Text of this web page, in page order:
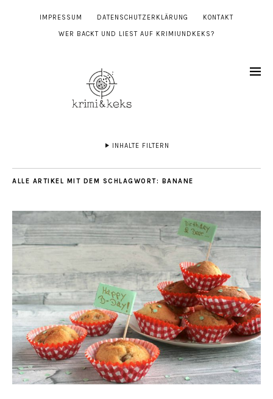
IMPRESSUM DATENSCHUTZERKLÄRUNG KONTAKT
WER BACKT UND LIEST AUF KRIMIUNDKEKS?
INHALTE FILTERN
ALLE ARTIKEL MIT DEM SCHLAGWORT: BANANE